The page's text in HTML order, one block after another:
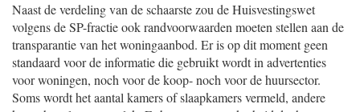
Naast de verdeling van de schaarste zou de Huisvestingswet
volgens de SP-fractie ook randvoorwaarden moeten stellen aan de
transparantie van het woningaanbod. Er is op dit moment geen
standaard voor de informatie die gebruikt wordt in advertenties
voor woningen, noch voor de koop- noch voor de huursector.
Soms wordt het aantal kamers of slaapkamers vermeld, andere